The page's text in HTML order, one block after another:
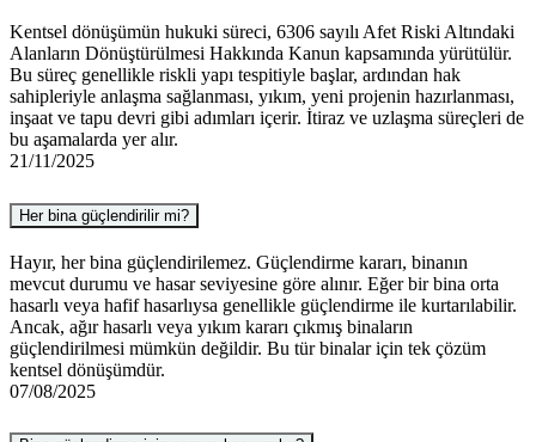
Kentsel dönüşümün hukuki süreci, 6306 sayılı Afet Riski Altındaki
Alanların Dönüştürülmesi Hakkında Kanun kapsamında yürütülür.
Bu süreç genellikle riskli yapı tespitiyle başlar, ardından hak
sahipleriyle anlaşma sağlanması, yıkım, yeni projenin hazırlanması,
inşaat ve tapu devri gibi adımları içerir. İtiraz ve uzlaşma süreçleri de
bu aşamalarda yer alır.
21/11/2025
Her bina güçlendirilir mi?
Hayır, her bina güçlendirilemez. Güçlendirme kararı, binanın
mevcut durumu ve hasar seviyesine göre alınır. Eğer bir bina orta
hasarlı veya hafif hasarlıysa genellikle güçlendirme ile kurtarılabilir.
Ancak, ağır hasarlı veya yıkım kararı çıkmış binaların
güçlendirilmesi mümkün değildir. Bu tür binalar için tek çözüm
kentsel dönüşümdür.
07/08/2025